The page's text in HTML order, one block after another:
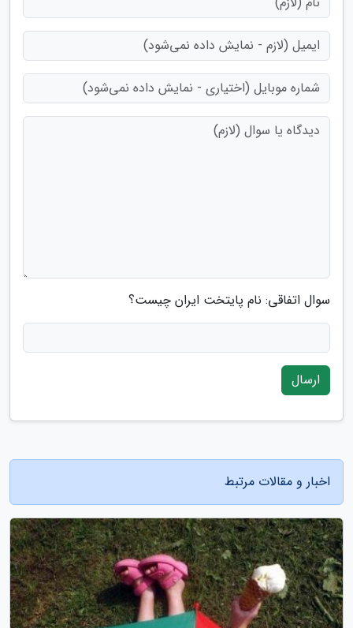
سوال اتفاقی: نام پایتخت ایران چیست؟
ارسال
اخبار و مقالات مرتبط